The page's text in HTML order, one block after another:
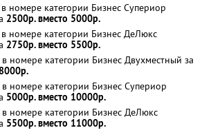
номере категории Бизнес Супериор
2500р. вместо 5000р.
номере категории Бизнес ДеЛюкс
2750р. вместо 5500р.
номере категории Бизнес Двухместный за
номере категории Бизнес Супериор
5000р. вместо 10000р.
номере категории Бизнес ДеЛюкс
5500р. вместо 11000р.